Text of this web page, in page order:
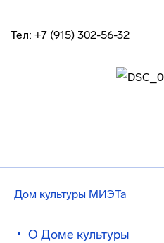
Дом культуры МИЭТа
О Доме культуры
Тел: +7 (915) 302-56-32